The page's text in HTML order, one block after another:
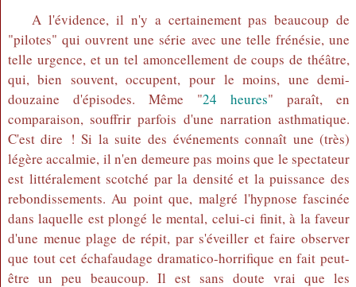
A l'évidence, il n'y a certainement pas beaucoup de
"pilotes" qui ouvrent une série avec une telle frénésie, une
telle urgence, et un tel amoncellement de coups de théâtre,
qui, bien souvent, occupent, pour le moins, une demi-
douzaine d'épisodes. Même "24 heures" paraît, en
comparaison, souffrir parfois d'une narration asthmatique.
C'est dire ! Si la suite des événements connaît une (très)
légère accalmie, il n'en demeure pas moins que le spectateur
est littéralement scotché par la densité et la puissance des
rebondissements. Au point que, malgré l'hypnose fascinée
dans laquelle est plongé le mental, celui-ci finit, à la faveur
d'une menue plage de répit, par s'éveiller et faire observer
que tout cet échafaudage dramatico-horrifique en fait peut-
être un peu beaucoup. Il est sans doute vrai que les